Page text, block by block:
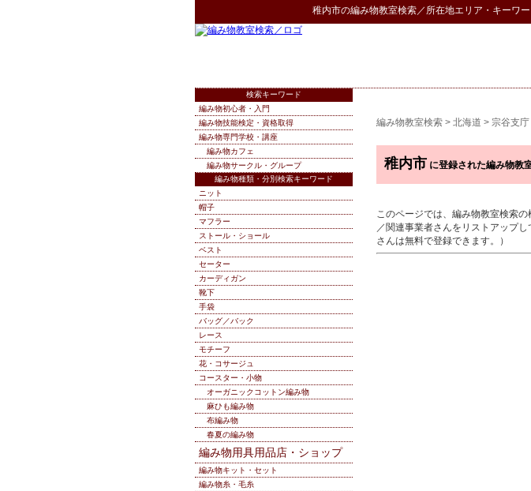
稚内市の編み物教室検索／所在地エリア・キーワ
編み物教室検索 > 北海道 > 宗谷支庁
稚内市 に登録された編み物教
このページでは、編み物教室検索の
／関連事業者さんをリストアップ
さんは無料で登録できます。）
検索キーワード
編み物初心者・入門
編み物技能検定・資格取得
編み物専門学校・講座
編み物カフェ
編み物サークル・グループ
編み物種類・分別検索キーワード
ニット
帽子
マフラー
ストール・ショール
ベスト
セーター
カーディガン
靴下
手袋
バッグ／バック
レース
モチーフ
花・コサージュ
コースター・小物
オーガニックコットン編み物
麻ひも編み物
布編み物
春夏の編み物
編み物用具用品店・ショップ
編み物キット・セット
編み物糸・毛糸